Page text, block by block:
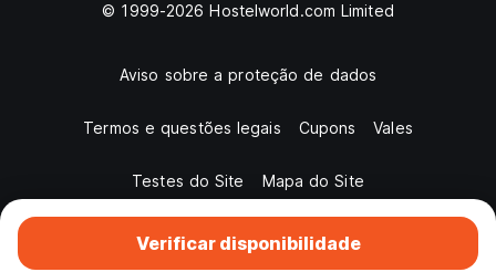
Verificar disponibilidade
© 1999-2026 Hostelworld.com Limited
Aviso sobre a proteção de dados
Termos e questões legais Cupons Vales
Testes do Site Mapa do Site